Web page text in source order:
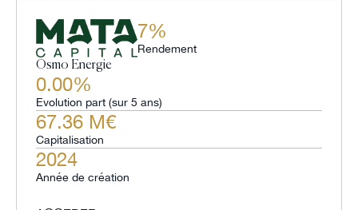
7%
Rendement
Osmo Energie
0.00%
Evolution part (sur 5 ans)
67.36 M€
Capitalisation
2024
Année de création